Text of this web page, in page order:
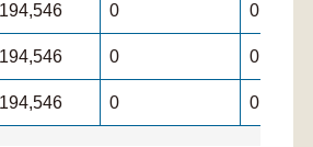
0 0
0 0
0 0